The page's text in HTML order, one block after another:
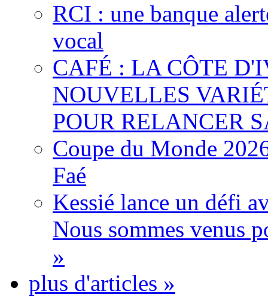
RCI : une banque
vocal
CAFÉ : LA CÔTE
NOUVELLES
POUR RELANCER
Coupe du Monde
Faé
Kessié lance un défi
Nous sommes venus
»
plus d'articles »